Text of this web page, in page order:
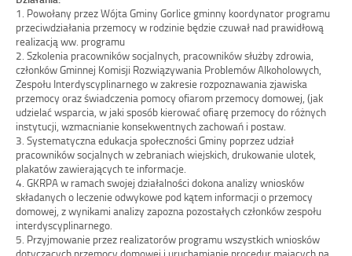
1. Powołany przez Wójta Gminy Gorlice gminny koordynator programu
przeciwdziałania przemocy w rodzinie będzie czuwał nad prawidłową
realizacją ww. programu
2. Szkolenia pracowników socjalnych, pracowników służby zdrowia,
członków Gminnej Komisji Rozwiązywania Problemów Alkoholowych,
Zespołu Interdyscyplinarnego w zakresie rozpoznawania zjawiska
przemocy oraz świadczenia pomocy ofiarom przemocy domowej, (jak
udzielać wsparcia, w jaki sposób kierować ofiarę przemocy do różnych
instytucji, wzmacnianie konsekwentnych zachowań i postaw.
3. Systematyczna edukacja społeczności Gminy poprzez udział
pracowników socjalnych w zebraniach wiejskich, drukowanie ulotek,
plakatów zawierających te informacje.
4. GKRPA w ramach swojej działalności dokona analizy wniosków
składanych o leczenie odwykowe pod kątem informacji o przemocy
domowej, z wynikami analizy zapozna pozostałych członków zespołu
interdyscyplinarnego.
5. Przyjmowanie przez realizatorów programu wszystkich wniosków